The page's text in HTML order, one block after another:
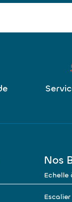
Nos
Echelle